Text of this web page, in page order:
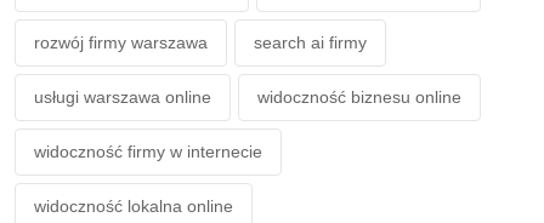
rozwój firmy warszawa search ai firmy
usługi warszawa online widoczność biznesu online
widoczność firmy w internecie
widoczność lokalna online